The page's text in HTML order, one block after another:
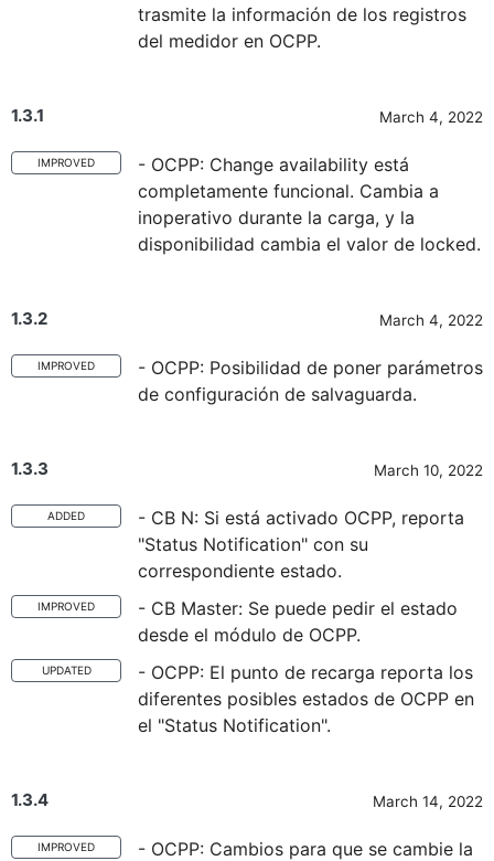
trasmite la información de los registros
del medidor en OCPP.
1.3.1 March 4, 2022
IMPROVED
- OCPP: Change availability está
completamente funcional. Cambia a
inoperativo durante la carga, y la
disponibilidad cambia el valor de locked.
1.3.2 March 4, 2022
IMPROVED
- OCPP: Posibilidad de poner parámetros
de configuración de salvaguarda.
1.3.3 March 10, 2022
ADDED
- CB N: Si está activado OCPP, reporta
"Status Notification" con su
correspondiente estado.
IMPROVED
- CB Master: Se puede pedir el estado
desde el módulo de OCPP.
UPDATED
- OCPP: El punto de recarga reporta los
diferentes posibles estados de OCPP en
el "Status Notification".
1.3.4 March 14, 2022
IMPROVED
- OCPP: Cambios para que se cambie la